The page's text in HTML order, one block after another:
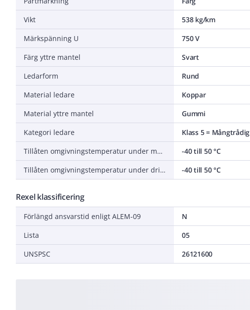
Vikt
538 kg/km
Märkspänning U
750 V
Färg yttre mantel
Svart
Ledarform
Rund
Material ledare
Koppar
Material yttre mantel
Gummi
Kategori ledare
Klass 5 = Mångtrådig
Tillåten omgivningstemperatur under montering/hantering
-40 till 50 °C
Tillåten omgivningstemperatur under drift utan vibrationer
-40 till 50 °C
Rexel klassificering
Förlängd ansvarstid enligt ALEM-09
N
Lista
05
UNSPSC
26121600